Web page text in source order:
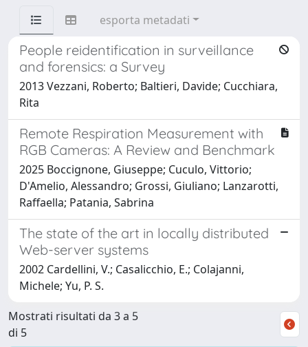
esporta metadati
People reidentification in surveillance
and forensics: a Survey
2013 Vezzani, Roberto; Baltieri, Davide; Cucchiara,
Rita
Remote Respiration Measurement with
RGB Cameras: A Review and Benchmark
2025 Boccignone, Giuseppe; Cuculo, Vittorio;
D'Amelio, Alessandro; Grossi, Giuliano; Lanzarotti,
Raffaella; Patania, Sabrina
The state of the art in locally distributed
Web-server systems
2002 Cardellini, V.; Casalicchio, E.; Colajanni,
Michele; Yu, P. S.
Mostrati risultati da 3 a 5
di 5